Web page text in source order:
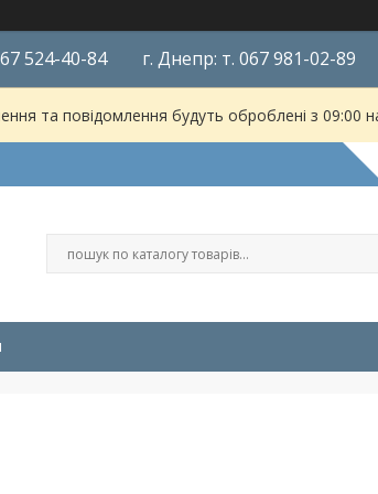
524-40-84 г. Днепр: т. 067 981-02-89
та повідомлення будуть оброблені з 09:00